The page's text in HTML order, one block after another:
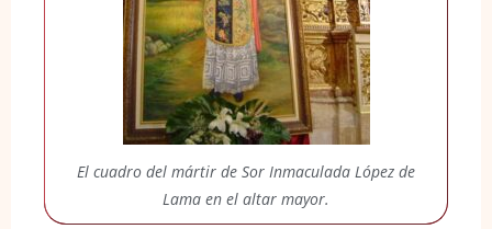
El cuadro del mártir de Sor Inmaculada López de
Lama en el altar mayor.